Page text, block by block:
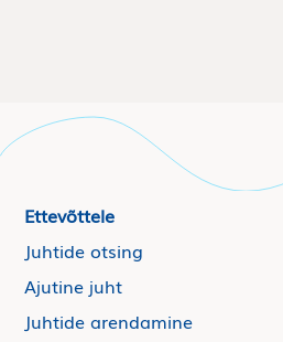
Ettevõttele
Juhtide otsing
Ajutine juht
Juhtide arendamine